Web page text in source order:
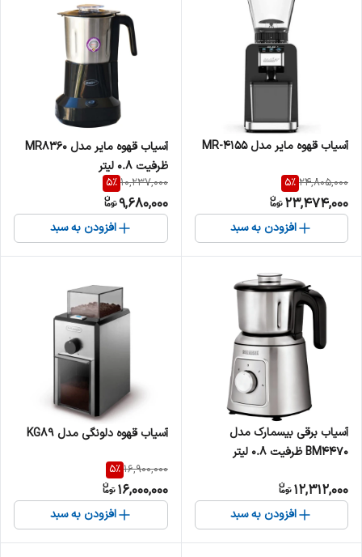
آسیاب قهوه مایر مدل MR-4155
24,805,000
5%
23,474,000
افزودن به سبد
آسیاب قهوه مایر مدل MR8360
ظرفیت ۰.۸ لیتر
10,237,000
5%
9,680,000
افزودن به سبد
آسیاب برقی بیسمارک مدل
BM4470 ظرفیت ۰.۸ لیتر
12,312,000
افزودن به سبد
آسیاب قهوه دلونگی مدل KG89
16,900,000
5%
16,000,000
افزودن به سبد